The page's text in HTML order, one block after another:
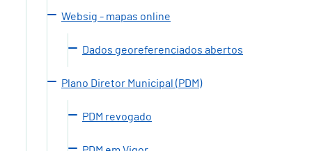
Websig - mapas online
Dados georeferenciados abertos
Plano Diretor Municipal (PDM)
PDM revogado